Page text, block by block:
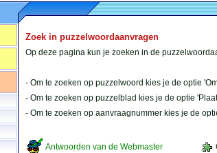
Zoek in puzzelwoordaanvragen
Op deze pagina kun je zoeken in de
- Om te zoeken op puzzelwoord kies je de optie
- Om te zoeken op puzzelblad kies je de optie
- Om te zoeken op aanvraagnummer kies je de
Antwoorden van de Webmaster